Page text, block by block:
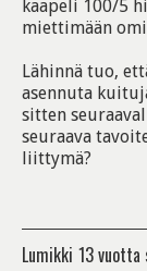
kaapeli 100/5
miettimään
Lähinnä tuo,
asennuta
sitten
seuraava
liittymä?
Lumikki 13